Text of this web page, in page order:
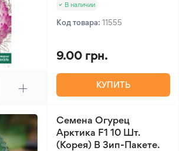
В наличии
Код товара: 11555
9.00 грн.
КУПИТЬ
Семена Огурец
Арктика F1 10 Шт.
(Корея) В Зип-Пакете.